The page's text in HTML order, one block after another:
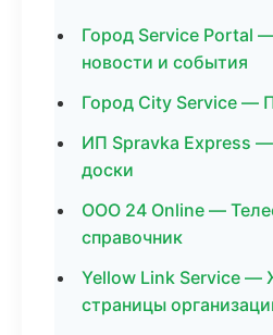
Город Service Portal
новости и события
Город City Service —
ИП Spravka Express
доски
ООО 24 Online —
справочник
Yellow Link Service —
страницы